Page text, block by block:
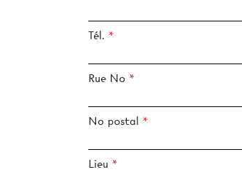
Tél.
Rue No
No postal
Lieu